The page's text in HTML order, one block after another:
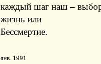
каждый шаг наш –
жизнь или
Бессмертие.
янв. 1991